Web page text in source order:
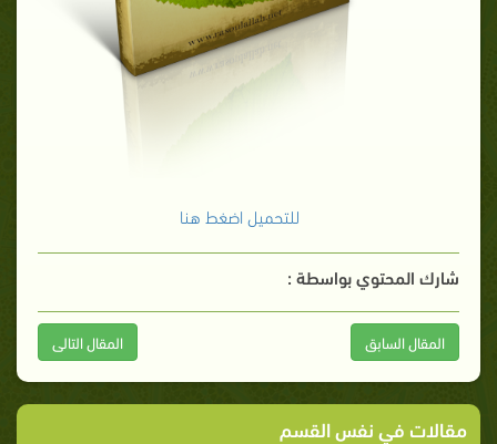
للتحميل اضغط هنا
شارك المحتوي بواسطة :
المقال السابق المقال التالى
مقالات في نفس القسم